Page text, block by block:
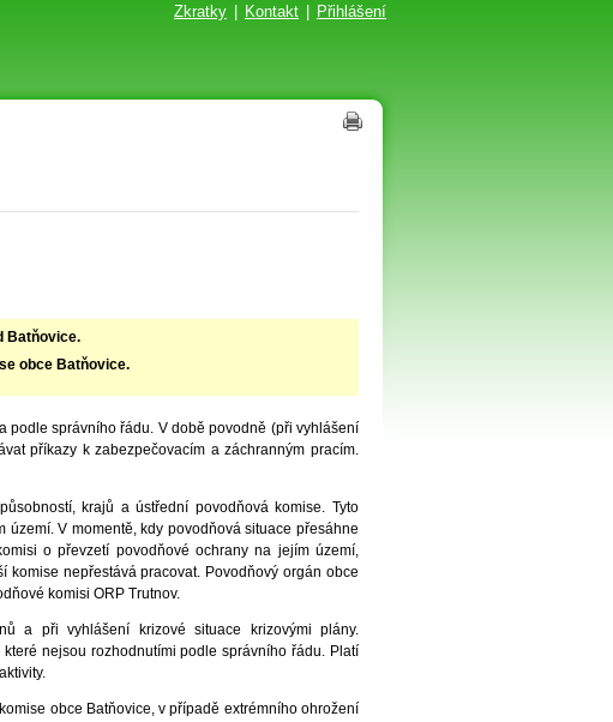
Zkratky Kontakt Přihlášení
Batňovice.
obce Batňovice.
podle správního řádu. V době povodně (při vyhlášení
příkazy k zabezpečovacím a záchranným pracím.
krajů a ústřední povodňová komise. Tyto
V momentě, kdy povodňová situace přesáhne
o převzetí povodňové ochrany na jejím území,
nepřestává pracovat. Povodňový orgán obce
komisi ORP Trutnov.
a při vyhlášení krizové situace krizovými plány.
nejsou rozhodnutími podle správního řádu. Platí
obce Batňovice, v případě extrémního ohrožení